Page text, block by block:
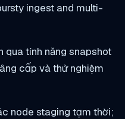
ingest and multi-
qua tính năng snapshot
cấp và thử nghiệm
node staging tạm thời;